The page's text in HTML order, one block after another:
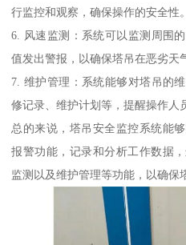
行监控和观察，确保操作的安全性。
6. 风速监测：系统可以监测周围
值发出警报，以确保塔吊在恶劣天
7. 维护管理：系统能够对塔吊的
修记录、维护计划等，提醒操作人
总的来说，塔吊安全监控系统能
报警功能，记录和分析工作数据
监测以及维护管理等功能，以确保